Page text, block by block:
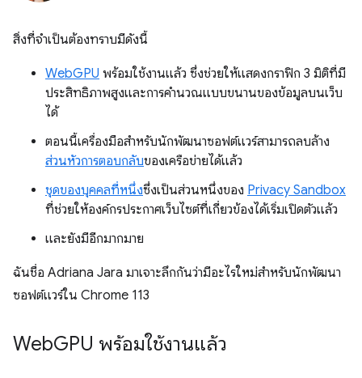
สิ่งที่จำเป็นต้องทราบมีดังนี้
WebGPU พร้อมใช้งานแล้ว ซึ่งช่วยให้แสดงกราฟิก 3 มิติที่มี
ประสิทธิภาพสูงและการคำนวณแบบขนานของข้อมูลบนเว็บ
ได้
ตอนนี้เครื่องมือสำหรับนักพัฒนาซอฟต์แวร์สามารถลบล้าง
ส่วนหัวการตอบกลับของเครือข่ายได้แล้ว
ชุดของบุคคลที่หนึ่งซึ่งเป็นส่วนหนึ่งของ Privacy Sandbox
ที่ช่วยให้องค์กรประกาศเว็บไซต์ที่เกี่ยวข้องได้เริ่มเปิดตัวแล้ว
และยังมีอีกมากมาย
ฉันชื่อ Adriana Jara มาเจาะลึกกันว่ามีอะไรใหม่สำหรับนักพัฒนา
ซอฟต์แวร์ใน Chrome 113
WebGPU พร้อมใช้งานแล้ว